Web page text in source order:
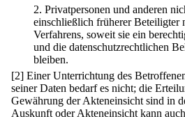
2. Privatpersonen und anderen
einschließlich früherer Beteiligter
Verfahrens, soweit sie ein
und die datenschutzrechtlichen
bleiben.
[2] Einer Unterrichtung des
seiner Daten bedarf es nicht; die
Gewährung der Akteneinsicht sind in
Auskunft oder Akteneinsicht kann